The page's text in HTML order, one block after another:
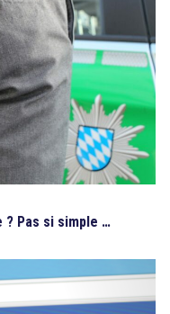
? Pas si simple …